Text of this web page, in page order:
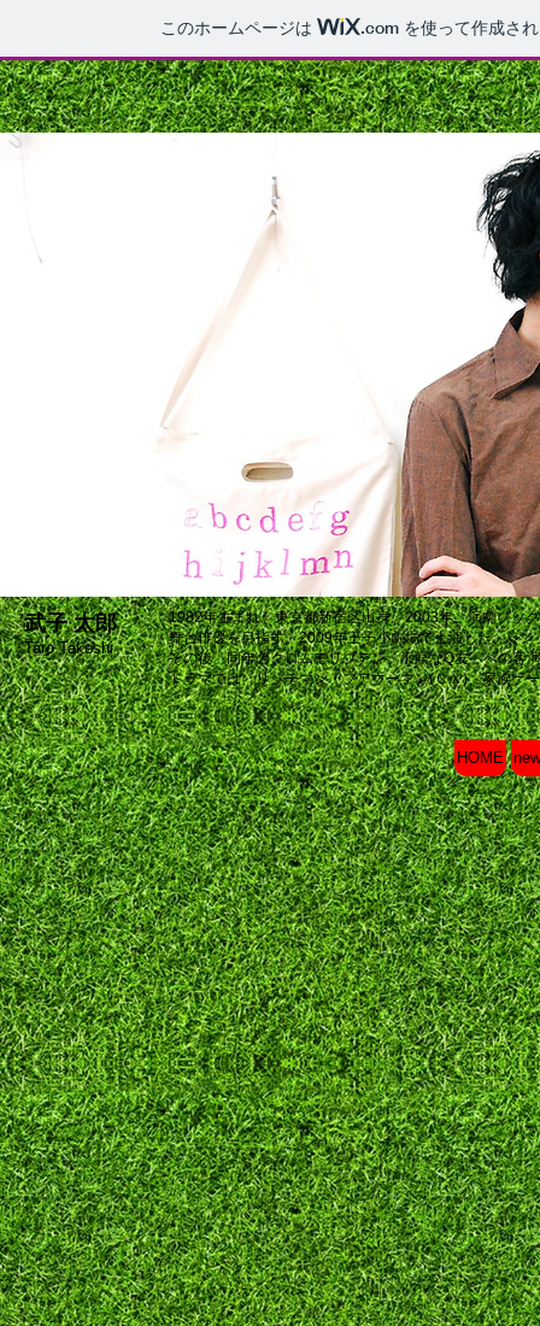
このホームページは .com を使って作成さ
1982年生まれ。東京都新宿区出身。2003年、演劇ブッ
舞台俳優を目指す。2009年王子小劇場で上演した、シ
その後、同年のクロムモリブデン「不躾なQ友」への客
ドラマでは、リッチマン・プアウーマン(ＣＸ)、家族ゲ
武子 太郎
Taro Takeshi
HOME